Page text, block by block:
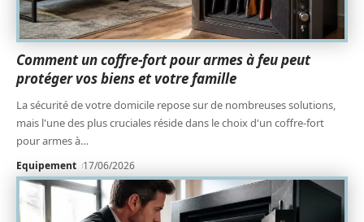
Comment un coffre-fort pour armes à feu peut
protéger vos biens et votre famille
La sécurité de votre domicile repose sur de nombreuses solutions,
mais l'une des plus cruciales réside dans le choix d'un coffre-fort
pour armes à…
Equipement 17/06/2026